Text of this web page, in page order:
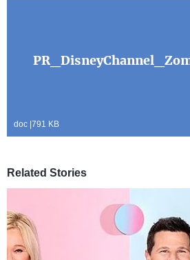
doc |791 KB
Related Stories